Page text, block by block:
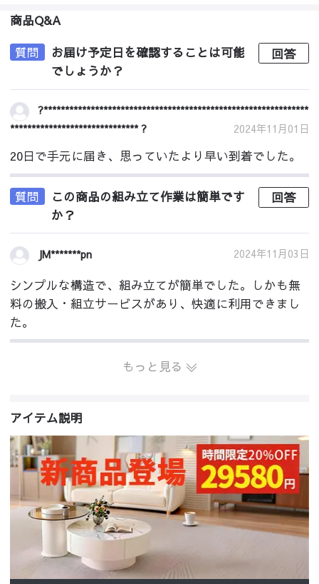
商品Q&A
質問
お届け予定日を確認することは可能
でしょうか？
回答
?**************************************************************
****************************** ?
2024年11月01日
20日で手元に届き、思っていたより早い到着でした。
質問
この商品の組み立て作業は簡単です
か？
回答
JM*******pn 2024年11月03日
シンプルな構造で、組み立てが簡単でした。しかも無
料の搬入・組立サービスがあり、快適に利用できまし
た。
もっと見る
アイテム説明